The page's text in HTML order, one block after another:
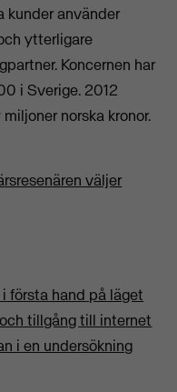
kunder använder
ytterligare
Koncernen har
i Sverige. 2012
norska kronor.
väljer
första hand på läget
tillgång till internet
i en undersökning